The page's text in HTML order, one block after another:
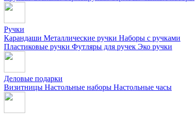
Ручки
Карандаши Металлические ручки Наборы с ручками
Пластиковые ручки Футляры для ручек Эко ручки
Деловые подарки
Визитницы Настольные наборы Настольные часы